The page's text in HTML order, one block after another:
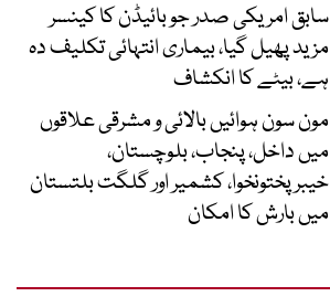
سابق امریکی صدر جو بائیڈن کا کینسر
مزید پھیل گیا، بیماری انتہائی تکلیف دہ
ہے، بیٹے کا انکشاف
مون سون ہوائیں بالائی و مشرقی علاقوں
میں داخل، پنجاب، بلوچستان،
خیبرپختونخوا، کشمیر اور گلگت بلتستان
میں بارش کا امکان